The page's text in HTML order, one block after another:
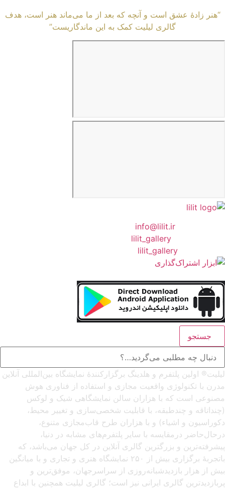
“هنر زادهٔ عشق است و آنچه که بعد از ما می‌ماند هنر است، هدف
گالری لیلیت کمک به این ماندگاریست”
info@lilit.ir
lilit_gallery
lilit_gallery
جستجو
لیلیت® اولین پلتفرم و هلدینگ برگزارکنندهٔ نمایشگاه بین‌المللی آنلاین
مدرن با تکنولوژی واقعیت مجازی و استفاده از فناوری هوش
مصنوعی است که با هزاران سالن نمایشگاهی شیک و لوکس
(چنداتاقه و چندطبقه، با قابلیت شخصی‌سازی و تغییر محیط،
دکوراسیون و اشیاء) و با هزاران طرح قاب‌مجازی متنوع،
درحال‌حاضر درمقایسه با سایر پلتفرم‌های مشابه در دنیا،
پیشرفته‌ترین و بزرگترین گالری آنلاین در کل جهان می‌باشد، که
باتجربهٔ برگزاری بیش از ۲۵۰ نمایشگاه هنری و تجاری و با میانگین
بیش از هزار بازدیدشبانه‌روزی از سراسرجهان، موفق‌ترین و
پربازدیدترین گالری ایرانی نیز است؛ گالری لیلیت همچنین با ابداع